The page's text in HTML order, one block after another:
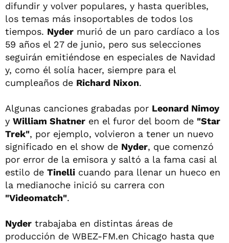
difundir y volver populares, y hasta queribles,
los temas más insoportables de todos los
tiempos. Nyder murió de un paro cardíaco a los
59 años el 27 de junio, pero sus selecciones
seguirán emitiéndose en especiales de Navidad
y, como él solía hacer, siempre para el
cumpleaños de Richard Nixon.
Algunas canciones grabadas por Leonard Nimoy
y William Shatner en el furor del boom de "Star
Trek", por ejemplo, volvieron a tener un nuevo
significado en el show de Nyder, que comenzó
por error de la emisora y saltó a la fama casi al
estilo de Tinelli cuando para llenar un hueco en
la medianoche inició su carrera con
"Videomatch".
Nyder trabajaba en distintas áreas de
producción de WBEZ-FM.en Chicago hasta que